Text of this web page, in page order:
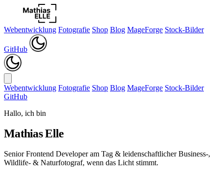
Webentwicklung Fotografie Shop Blog MageForge Stock-Bilder
GitHub
Webentwicklung Fotografie Shop Blog MageForge Stock-Bilder
GitHub
Hallo, ich bin
MathiasElle
Senior Frontend Developer am Tag & leidenschaftlicher Business-,
Wildlife- & Naturfotograf, wenn das Licht stimmt.